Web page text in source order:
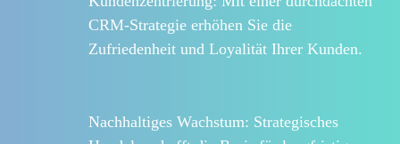
CRM-Strategie erhöhen Sie die
Zufriedenheit und Loyalität Ihrer Kunden.
Nachhaltiges Wachstum: Strategisches